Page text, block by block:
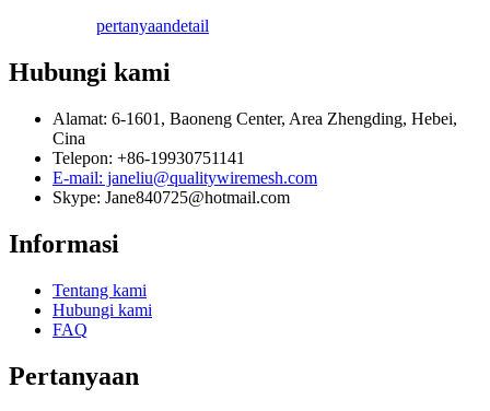
pertanyaandetail
Hubungi kami
Alamat: 6-1601, Baoneng Center, Area Zhengding, Hebei,
Cina
Telepon: +86-19930751141
E-mail: janeliu@qualitywiremesh.com
Skype: Jane840725@hotmail.com
Informasi
Tentang kami
Hubungi kami
FAQ
Pertanyaan